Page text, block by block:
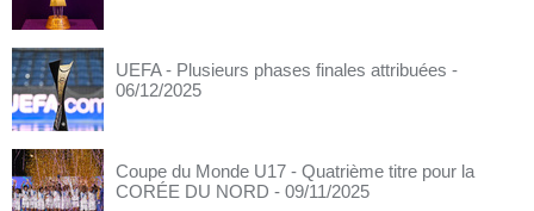
UEFA - Plusieurs phases finales attribuées -
06/12/2025
Coupe du Monde U17 - Quatrième titre pour la
CORÉE DU NORD - 09/11/2025